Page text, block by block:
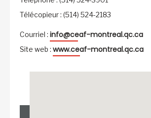
Télécopieur : (514) 524-2183
Courriel : info@ceaf-montreal.qc.ca
Site web : www.ceaf-montreal.qc.ca